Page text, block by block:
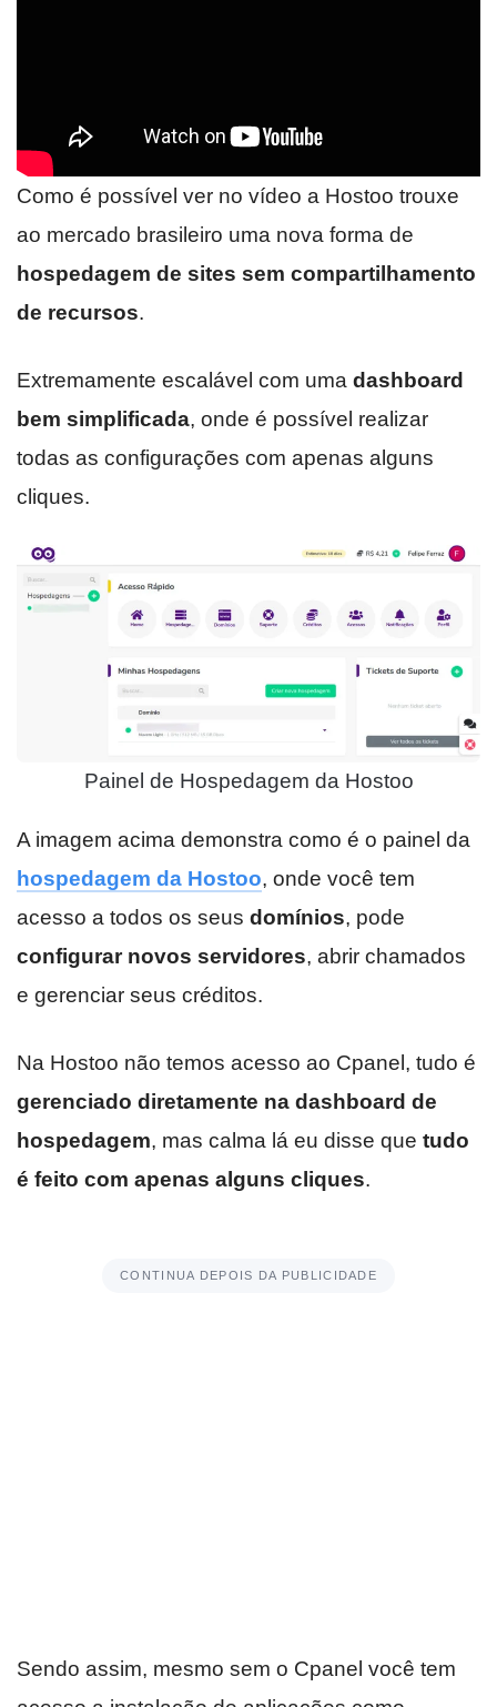
Como é possível ver no vídeo a Hostoo trouxe
ao mercado brasileiro uma nova forma de
hospedagem de sites sem compartilhamento
de recursos.
Extremamente escalável com uma dashboard
bem simplificada, onde é possível realizar
todas as configurações com apenas alguns
cliques.
Painel de Hospedagem da Hostoo
A imagem acima demonstra como é o painel da
hospedagem da Hostoo, onde você tem
acesso a todos os seus domínios, pode
configurar novos servidores, abrir chamados
e gerenciar seus créditos.
Na Hostoo não temos acesso ao Cpanel, tudo é
gerenciado diretamente na dashboard de
hospedagem, mas calma lá eu disse que tudo
é feito com apenas alguns cliques.
CONTINUA DEPOIS DA PUBLICIDADE
Sendo assim, mesmo sem o Cpanel você tem